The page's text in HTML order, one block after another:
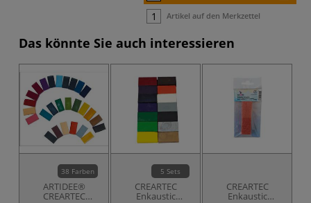
Artikel auf den Merkzettel
Das könnte Sie auch interessieren
38 Farben
ARTIDEE®
CREARTEC
5 Sets
CREARTEC
Enkaustic
CREARTEC
Enkaustic